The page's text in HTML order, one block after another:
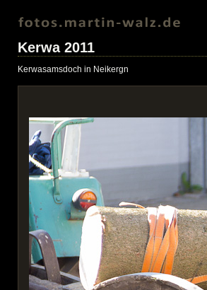
Kerwa 2011
Kerwasamsdoch in Neikergn